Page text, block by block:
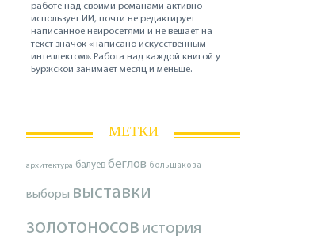
работе над своими романами активно
использует ИИ, почти не редактирует
написанное нейросетями и не вешает на
текст значок «написано искусственным
интеллектом». Работа над каждой книгой у
Буржской занимает месяц и меньше.
МЕТКИ
архитектура балуев беглов большакова
выборы выставки
золотоносов история